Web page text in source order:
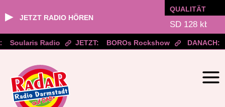
▶ JETZT RADIO HÖREN
QUALITÄT
Soularis Radio JETZT: BOROs Rockshow DANACH:
springen